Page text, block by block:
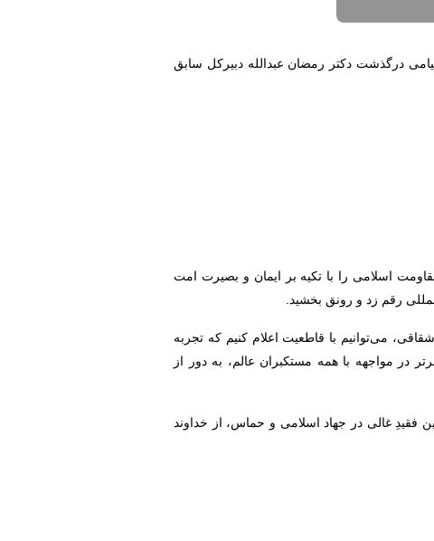
درگذشت دکتر رمضان عبدالله دبیرکل سابق
اسلامی را با تکیه بر ایمان و بصیرت امت
رقم زد و رونق بخشید.
می‌توانیم با قاطعیت اعلام کنیم که تجربه
در مواجهه با همه مستکبران عالم، به دور از
غالی در جهاد اسلامی و حماس، از خداوند